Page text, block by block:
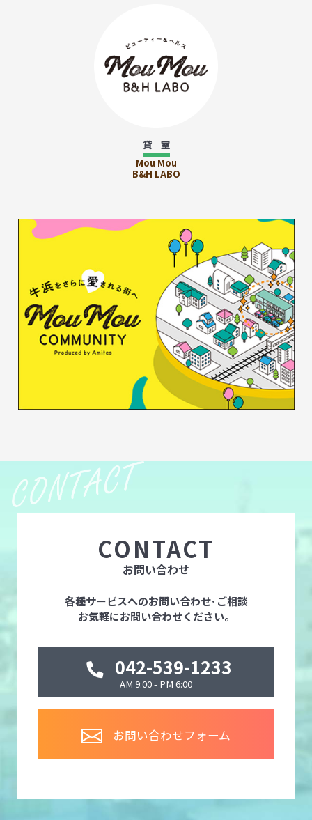
貸 室
Mou Mou
B&H LABO
CONTACT
お問い合わせ
各種サービスへのお問い合わせ･ご相談
お気軽にお問い合わせください。
042-539-1233
AM 9:00 - PM 6:00
お問い合わせフォーム